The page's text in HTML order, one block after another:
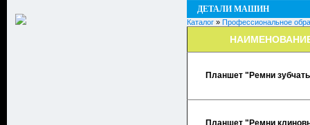
ДЕТАЛИ МАШИН
Каталог » Профессиональное
Планшет "Ремни
Планшет "Ремни